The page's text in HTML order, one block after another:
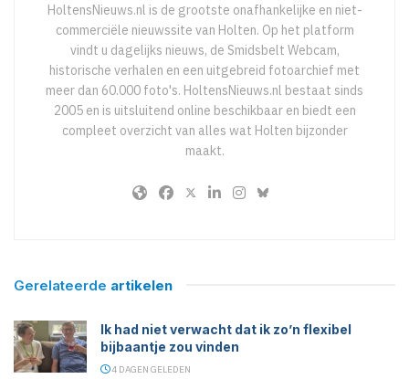
HoltensNieuws.nl is de grootste onafhankelijke en niet-
commerciële nieuwssite van Holten. Op het platform
vindt u dagelijks nieuws, de Smidsbelt Webcam,
historische verhalen en een uitgebreid fotoarchief met
meer dan 60.000 foto's. HoltensNieuws.nl bestaat sinds
2005 en is uitsluitend online beschikbaar en biedt een
compleet overzicht van alles wat Holten bijzonder
maakt.
Gerelateerde artikelen
Ik had niet verwacht dat ik zo’n flexibel
bijbaantje zou vinden
4 DAGEN GELEDEN